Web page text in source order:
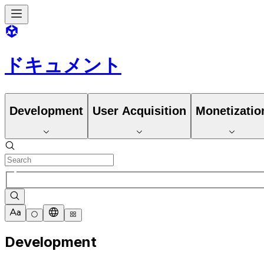
ドキュメント
Development User Acquisition
Development